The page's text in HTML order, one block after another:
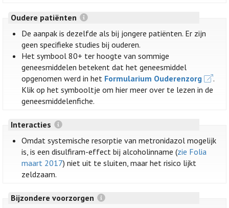
Oudere patiënten
De aanpak is dezelfde als bij jongere patiënten. Er zijn
geen specifieke studies bij ouderen.
Het symbool 80+ ter hoogte van sommige
geneesmiddelen betekent dat het geneesmiddel
opgenomen werd in het Formularium Ouderenzorg
.
Klik op het symbooltje om hier meer over te lezen in de
geneesmiddelenfiche.
Interacties
Omdat systemische resorptie van metronidazol mogelijk
is, is een disulfiram-effect bij alcoholinname (zie Folia
maart 2017) niet uit te sluiten, maar het risico lijkt
zeldzaam.
Bijzondere voorzorgen